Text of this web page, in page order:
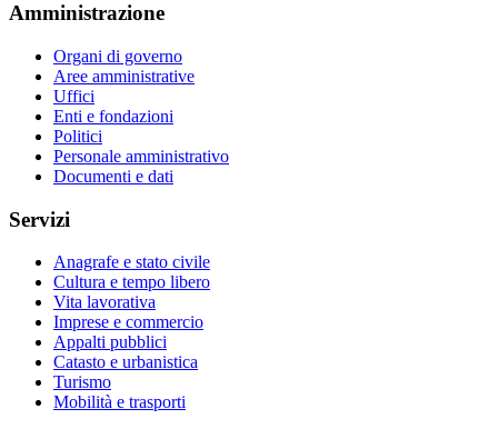
Amministrazione
Organi di governo
Aree amministrative
Uffici
Enti e fondazioni
Politici
Personale amministrativo
Documenti e dati
Servizi
Anagrafe e stato civile
Cultura e tempo libero
Vita lavorativa
Imprese e commercio
Appalti pubblici
Catasto e urbanistica
Turismo
Mobilità e trasporti